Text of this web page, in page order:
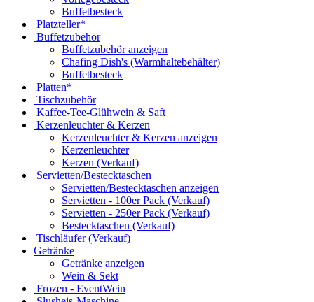
Buffetbesteck
Platzteller*
Buffetzubehör
Buffetzubehör anzeigen
Chafing Dish's (Warmhaltebehälter)
Buffetbesteck
Platten*
Tischzubehör
Kaffee-Tee-Glühwein & Saft
Kerzenleuchter & Kerzen
Kerzenleuchter & Kerzen anzeigen
Kerzenleuchter
Kerzen (Verkauf)
Servietten/Bestecktaschen
Servietten/Bestecktaschen anzeigen
Servietten - 100er Pack (Verkauf)
Servietten - 250er Pack (Verkauf)
Bestecktaschen (Verkauf)
Tischläufer (Verkauf)
Getränke
Getränke anzeigen
Wein & Sekt
Frozen - EventWein